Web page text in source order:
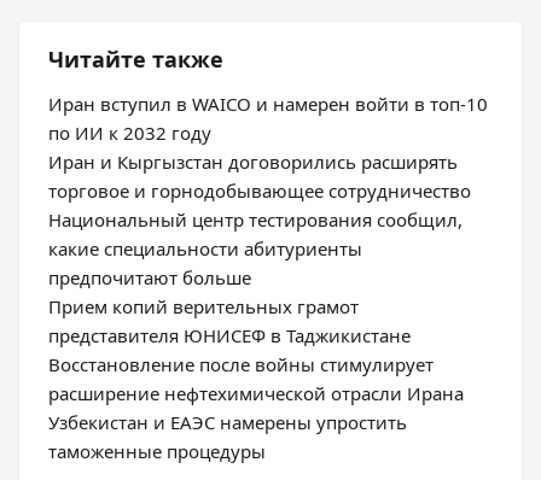
Читайте также
Иран вступил в WAICO и намерен войти в топ-10
по ИИ к 2032 году
Иран и Кыргызстан договорились расширять
торговое и горнодобывающее сотрудничество
Национальный центр тестирования сообщил,
какие специальности абитуриенты
предпочитают больше
Прием копий верительных грамот
представителя ЮНИСЕФ в Таджикистане
Восстановление после войны стимулирует
расширение нефтехимической отрасли Ирана
Узбекистан и ЕАЭС намерены упростить
таможенные процедуры